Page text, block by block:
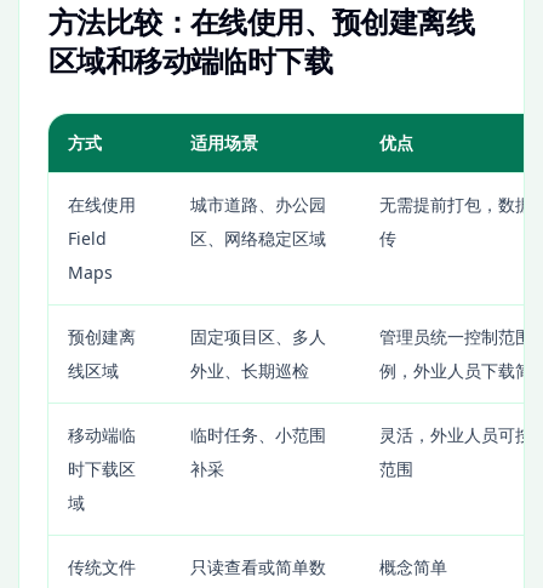
方法比较：在线使用、预创建离线
区域和移动端临时下载
方式 适用场景 优点
在线使用
Field
Maps
城市道路、办公园
区、网络稳定区域
无需提前打包，数据
传
预创建离
线区域
固定项目区、多人
外业、长期巡检
管理员统一控制范围
例，外业人员下载简
移动端临
时下载区
域
临时任务、小范围
补采
灵活，外业人员可按
范围
传统文件
只读查看或简单数
概念简单